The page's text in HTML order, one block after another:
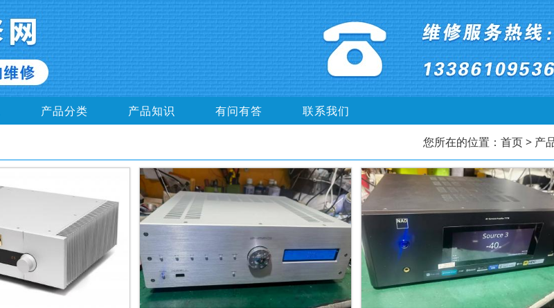
产品分类 产品知识 有问有答 联系我们
您所在的位置： 首页> 产